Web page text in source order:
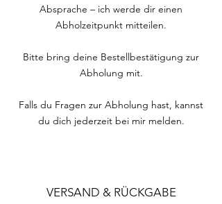
Absprache – ich werde dir einen
Abholzeitpunkt mitteilen.
Bitte bring deine Bestellbestätigung zur
Abholung mit.
Falls du Fragen zur Abholung hast, kannst
du dich jederzeit bei mir melden.
VERSAND & RÜCKGABE